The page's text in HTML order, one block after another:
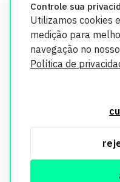
Controle sua
Utilizamos cookies
medição para
navegação no
Política de
segurança. Todos os
utilizados exclusivamente
informações, consulte
© Copyright Imobi Report.